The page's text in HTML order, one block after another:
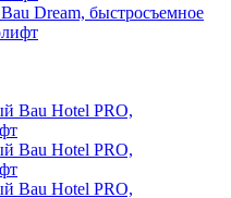
Dream, быстросъемное